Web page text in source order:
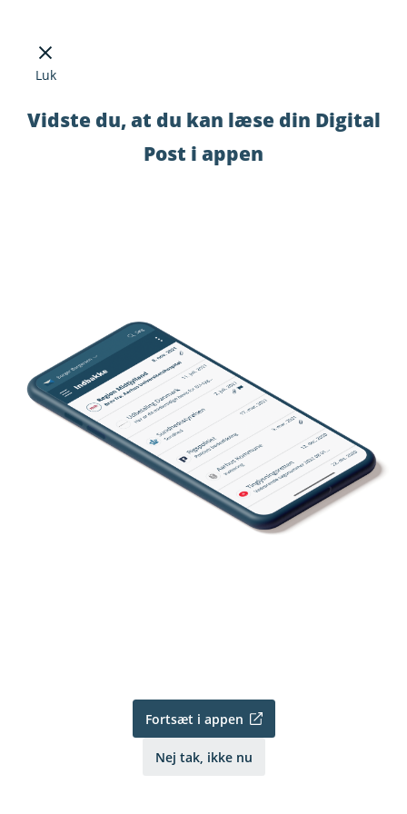
Luk
Vidste du, at du kan læse din Digital
Post i appen
Fortsæt i appen
Nej tak, ikke nu